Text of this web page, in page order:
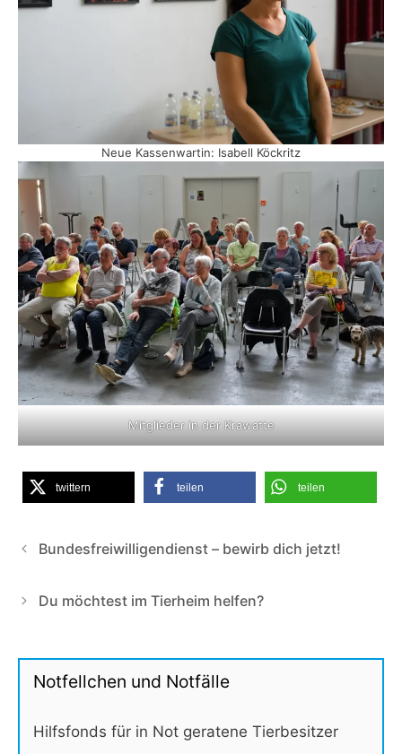
Neue Kassenwartin: Isabell Köckritz
Mitglieder in der Krawatte
twittern teilen teilen
Bundesfreiwilligendienst – bewirb dich jetzt!
Du möchtest im Tierheim helfen?
Notfellchen und Notfälle
Hilfsfonds für in Not geratene Tierbesitzer